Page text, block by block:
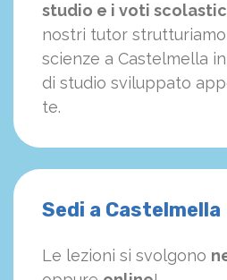
studio e i voti
nostri tutor strutturiamo
scienze a Castelmella
di studio sviluppato
te.
Sedi a Castelmella
Le lezioni si svolgono